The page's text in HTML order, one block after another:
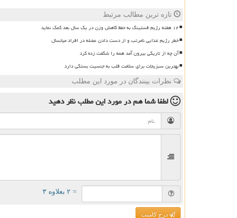
تازه ترین مطالب مرتبط
۱۲ هفته رژیم فستینگ به حفظ کاهش وزن در یک سال بعد کمک نماید
خطر رژیم غذایی نامرتب و از دست دادن عضله در افراد میانسال
آن چه از تاریکی بیرون آمد همه را شگفت زده کرد
بهترین سبزیجات برای سلامت قلب به جنسیت بستگی دارد
نظرات بینندگان در مورد این مطلب
لطفا شما همدر مورد این مطلبنظر دهید
= ۲ بعلاوه ۳
درج کامنت